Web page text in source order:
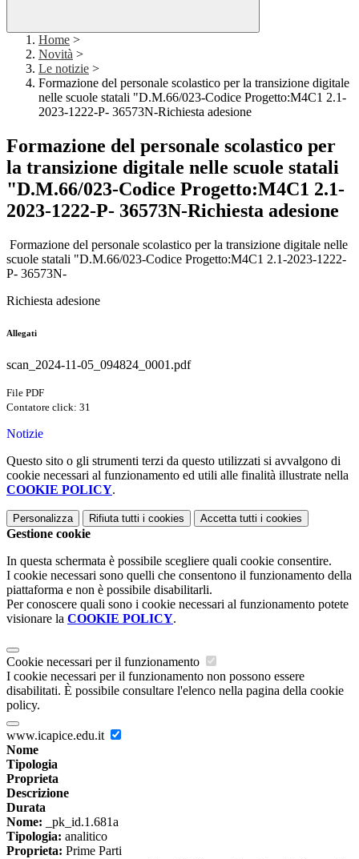
Home >
Novità >
Le notizie >
Formazione del personale scolastico per la transizione digitale
nelle scuole statali "D.M.66/023-Codice Progetto:M4C1 2.1-
2023-1222-P- 36573N-Richiesta adesione
Formazione del personale scolastico per
la transizione digitale nelle scuole statali
"D.M.66/023-Codice Progetto:M4C1 2.1-
2023-1222-P- 36573N-Richiesta adesione
Formazione del personale scolastico per la transizione digitale nelle
scuole statali "D.M.66/023-Codice Progetto:M4C1 2.1-2023-1222-
P- 36573N-
Richiesta adesione
Allegati
scan_2024-11-05_094824_0001.pdf
File PDF
Contatore click: 31
Notizie
Questo sito o gli strumenti terzi da questo utilizzati si avvalgono di
cookie necessari al funzionamento ed utili alle finalità illustrate nella
COOKIE POLICY.
Personalizza Rifiuta tutti i cookies Accetta tutti i cookies
Gestione cookie
In questa schermata è possibile scegliere quali cookie consentire.
I cookie necessari sono quelli che consentono il funzionamento della
piattaforma e non è possibile disabilitarli.
Per conoscere quali sono i cookie necessari al funzionamento potete
visionare la COOKIE POLICY.
Cookie necessari per il funzionamento
I cookie necessari per il funzionamento non possono essere
disabilitati. È possibile consultare l'elenco nella pagina della cookie
policy.
www.icapice.edu.it
Nome
Tipologia
Proprieta
Descrizione
Durata
Nome: _pk_id.1.681a
Tipologia: analitico
Proprieta: Prime Parti